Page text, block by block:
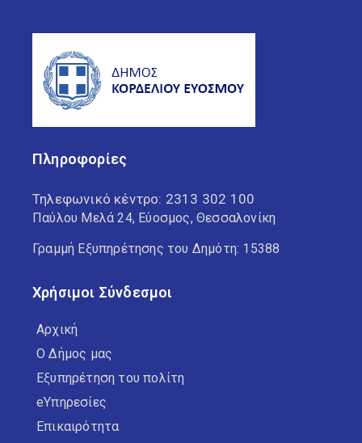
Πληροφορίες
Τηλεφωνικό κέντρο: 2313 302 100
Παύλου Μελά 24, Εύοσμος, Θεσσαλονίκη
Γραμμή Εξυπηρέτησης του Δημότη: 15388
Χρήσιμοι Σύνδεσμοι
Αρχική
Ο Δήμος μας
Εξυπηρέτηση του πολίτη
eΥπηρεσίες
Επικαιρότητα